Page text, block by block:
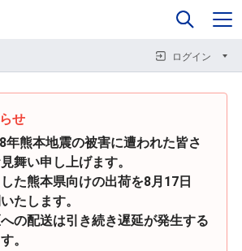
ログイン
0
せ
熊本地震の被害に遭われた皆さ
舞い申し上げます。
た熊本県向けの出荷を8月17日
たします。
の配送は引き続き遅延が発生する
。